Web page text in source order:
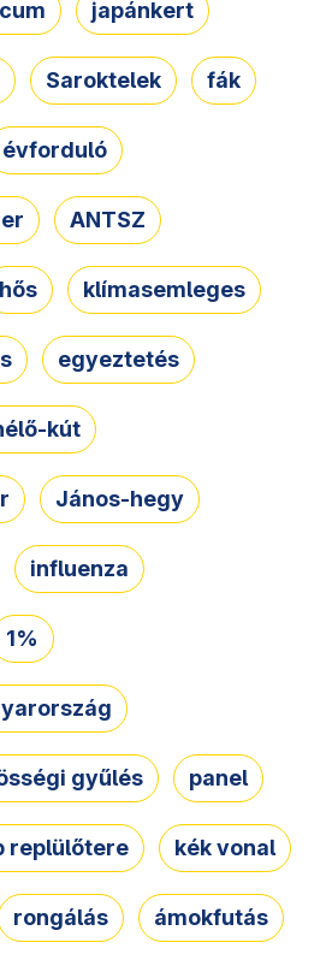
japánkert
Saroktelek fák
évforduló
ANTSZ
hős klímasemleges
egyeztetés
kút
János-hegy
influenza
1%
gyűlés panel
replülőtere kék vonal
rongálás ámokfutás